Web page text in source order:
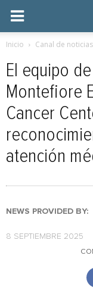
Inicio Canal de noticias
El equipo
Montefiore
Cancer
atención
NEWS PROVIDED BY:
8 SEPTIEMBRE 2025